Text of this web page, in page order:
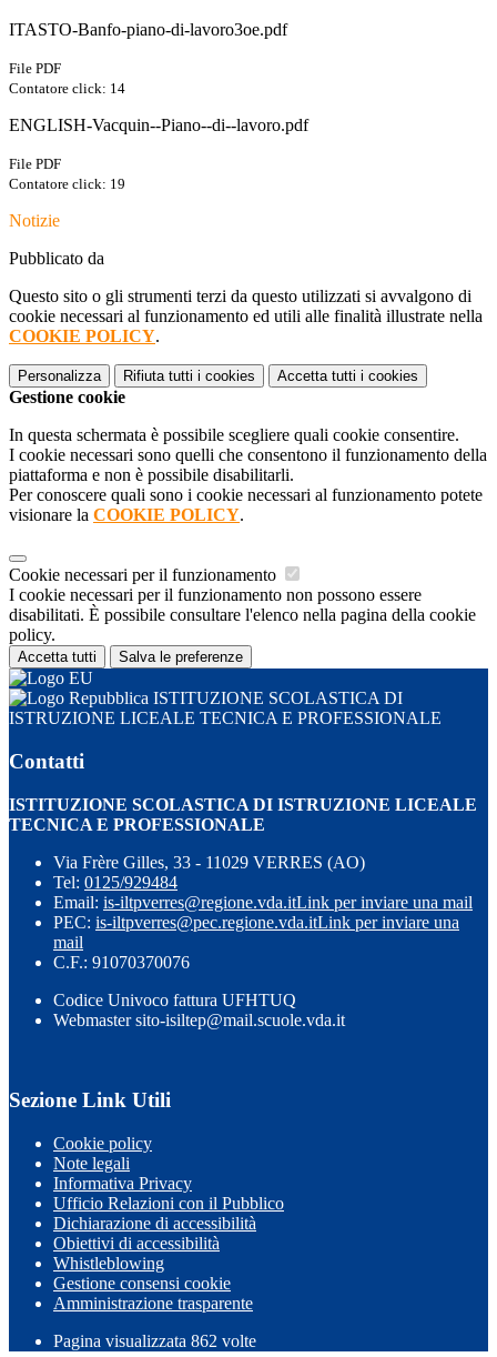
ITASTO-Banfo-piano-di-lavoro3oe.pdf
File PDF
Contatore click: 14
ENGLISH-Vacquin--Piano--di--lavoro.pdf
File PDF
Contatore click: 19
Notizie
Pubblicato da
Questo sito o gli strumenti terzi da questo utilizzati si avvalgono di
cookie necessari al funzionamento ed utili alle finalità illustrate nella
COOKIE POLICY.
Personalizza Rifiuta tutti i cookies Accetta tutti i cookies
Gestione cookie
In questa schermata è possibile scegliere quali cookie consentire.
I cookie necessari sono quelli che consentono il funzionamento della
piattaforma e non è possibile disabilitarli.
Per conoscere quali sono i cookie necessari al funzionamento potete
visionare la COOKIE POLICY.
Cookie necessari per il funzionamento
I cookie necessari per il funzionamento non possono essere
disabilitati. È possibile consultare l'elenco nella pagina della cookie
policy.
Accetta tutti Salva le preferenze
ISTITUZIONE SCOLASTICA DI
ISTRUZIONE LICEALE TECNICA E PROFESSIONALE
Contatti
ISTITUZIONE SCOLASTICA DI ISTRUZIONE LICEALE
TECNICA E PROFESSIONALE
Via Frère Gilles, 33 - 11029 VERRES (AO)
Tel: 0125/929484
Email: is-iltpverres@regione.vda.itLink per inviare una mail
PEC: is-iltpverres@pec.regione.vda.itLink per inviare una
mail
C.F.: 91070370076
Codice Univoco fattura UFHTUQ
Webmaster sito-isiltep@mail.scuole.vda.it
Sezione Link Utili
Cookie policy
Note legali
Informativa Privacy
Ufficio Relazioni con il Pubblico
Dichiarazione di accessibilità
Obiettivi di accessibilità
Whistleblowing
Gestione consensi cookie
Amministrazione trasparente
Pagina visualizzata 862 volte